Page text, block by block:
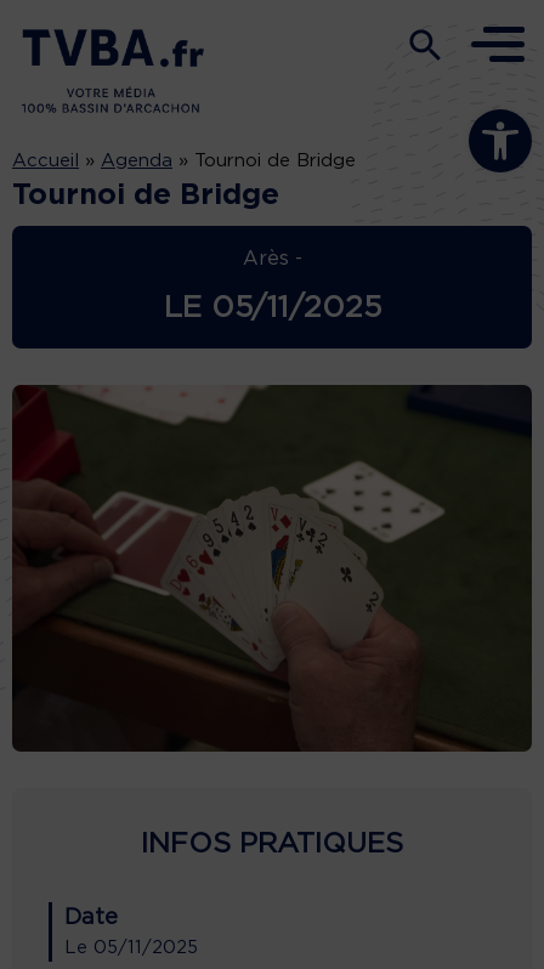
Ouvrir la
Accueil » Agenda » Tournoi de Bridge
Tournoi de Bridge
Arès -
LE 05/11/2025
INFOS PRATIQUES
Date
Le 05/11/2025